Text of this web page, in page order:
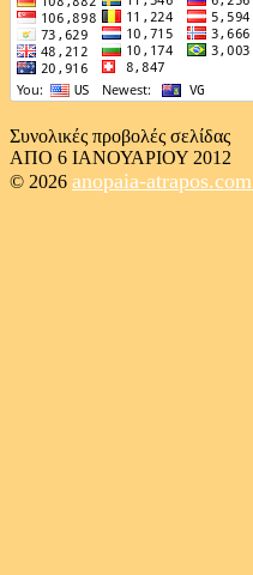
Συνολικές προβολές σελίδας
ΑΠΟ 6 ΙΑΝΟΥΑΡΙΟΥ 2012
© 2026 anopaia-atrapos.com